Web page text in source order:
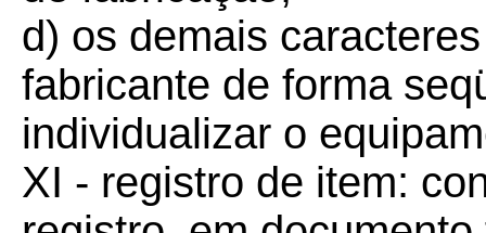
d) os demais
fabricante de forma
individualizar o
XI - registro de item: